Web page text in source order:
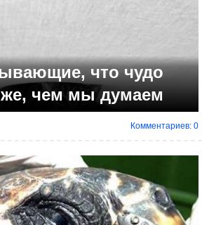
что чудо
чем мы думаем
Комментариев: 0